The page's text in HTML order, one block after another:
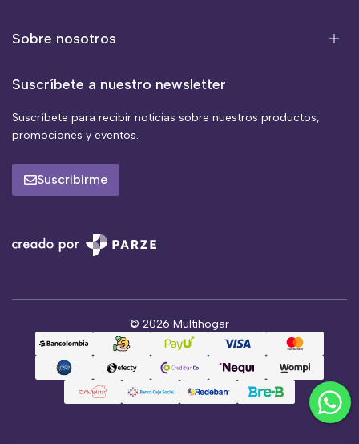
Sobre nosotros
Suscríbete a nuestro newsletter
Suscríbete para recibir noticias sobre nuestros productos,
promociones y eventos.
Suscribirme
© 2026 Multihogar